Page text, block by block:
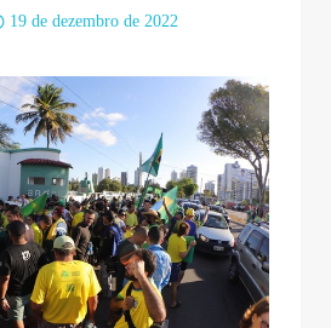
19 de dezembro de 2022